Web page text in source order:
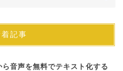
着記事
音声を無料でテキスト化する